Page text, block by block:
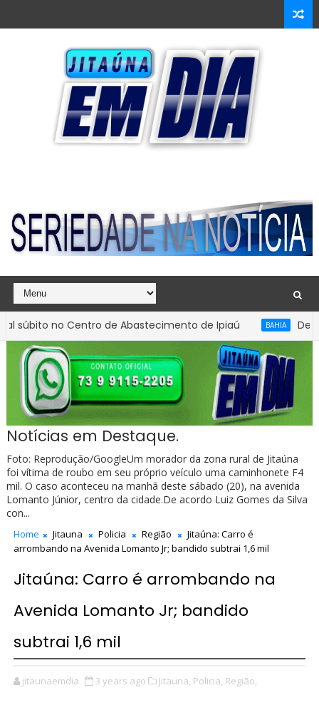
no Centro de Abastecimento de Ipiaú BAHIA Detran
Notícias em Destaque.
Foto: Reprodução/GoogleUm morador da zona rural de Jitaúna
foi vítima de roubo em seu próprio veículo uma caminhonete F4
mil. O caso aconteceu na manhã deste sábado (20), na avenida
Lomanto Júnior, centro da cidade.De acordo Luiz Gomes da Silva
con...
Home Jitauna Policia Região
Jitaúna: Carro é
arrombando na Avenida Lomanto Jr; bandido subtrai 1,6 mil
Jitaúna: Carro é arrombando na
Avenida Lomanto Jr; bandido
subtrai 1,6 mil
jitaunaemdia 3 years ago Jitauna, Policia, Região,